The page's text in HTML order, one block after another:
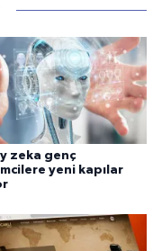
zeka genç
yeni kapılar